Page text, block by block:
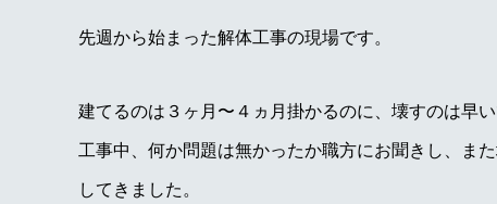
先週から始まった解体工事の現場です。
建てるのは３ヶ月〜４ヵ月掛かるのに、壊すのは早い
工事中、何か問題は無かったか職方にお聞きし、ま
してきました。